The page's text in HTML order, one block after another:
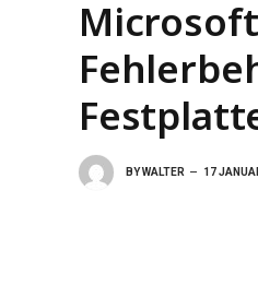
BYWALTER 17